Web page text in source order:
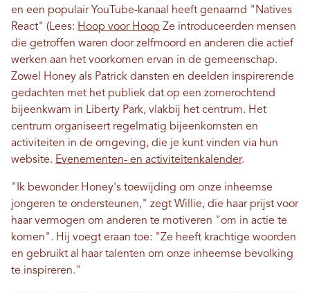
en een populair YouTube-kanaal heeft genaamd "Natives
React" (Lees: Hoop voor Hoop Ze introduceerden mensen
die getroffen waren door zelfmoord en anderen die actief
werken aan het voorkomen ervan in de gemeenschap.
Zowel Honey als Patrick dansten en deelden inspirerende
gedachten met het publiek dat op een zomerochtend
bijeenkwam in Liberty Park, vlakbij het centrum. Het
centrum organiseert regelmatig bijeenkomsten en
activiteiten in de omgeving, die je kunt vinden via hun
website. Evenementen- en activiteitenkalender.
"Ik bewonder Honey's toewijding om onze inheemse
jongeren te ondersteunen," zegt Willie, die haar prijst voor
haar vermogen om anderen te motiveren "om in actie te
komen". Hij voegt eraan toe: "Ze heeft krachtige woorden
en gebruikt al haar talenten om onze inheemse bevolking
te inspireren."